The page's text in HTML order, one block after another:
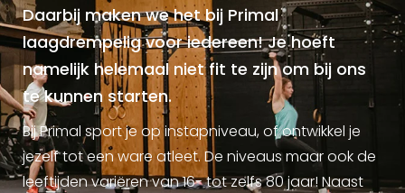
Daarbij maken we het bij Primal
laagdrempelig voor iedereen! Je hoeft
namelijk helemaal niet fit te zijn om bij ons
te kunnen starten.
Bij Primal sport je op instapniveau, of ontwikkel je
jezelf tot een ware atleet. De niveaus maar ook de
leeftijden variëren van 16- tot zelfs 80 jaar! Naast